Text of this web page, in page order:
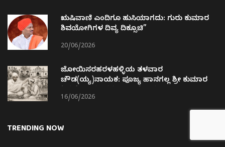
ಋಷಿವಾಣಿ ಎಂದಿಗೂ ಹುಸಿಯಾಗದು: ಗುರು ಕುಮಾರ
ಶಿವಯೋಗಿಗಳ ದಿವ್ಯ ದಿಕ್ಸೂಚಿ”
20/06/2026
ಜೋಯಿಸರಹರಳಹಳ್ಳಿಯ ತಳವಾರ
ಚೌಡ(ಯ್ಯ)ನಾಯಕ: ಪೂಜ್ಯ ಹಾನಗಲ್ಲ ಶ್ರೀ ಕುಮಾರ
16/06/2026
TRENDING NOW